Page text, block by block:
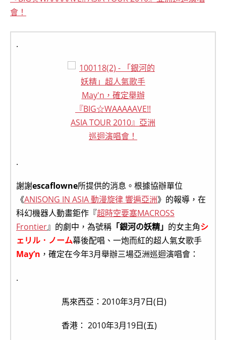
會！
.
.
謝謝escaflowne所提供的消息。根據協辦單位
《ANISONG IN ASIA 動漫旋律 響遍亞洲》的報導，在
科幻機器人動畫鉅作『超時空要塞MACROSS
Frontier』的劇中，為號稱 「銀河の妖精」 的女主角シ
ェリル．ノーム幕後配唱、一炮而紅的超人氣女歌手
May’n ，確定在今年3月舉辦三場亞洲巡迴演唱會：
.
馬來西亞：2010年3月7日(日)
香港： 2010年3月19日(五)